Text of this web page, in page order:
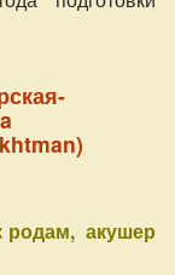
родам
акушер